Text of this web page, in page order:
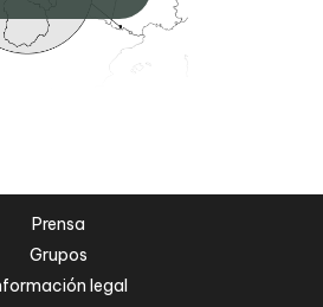
Prensa
Grupos
legal